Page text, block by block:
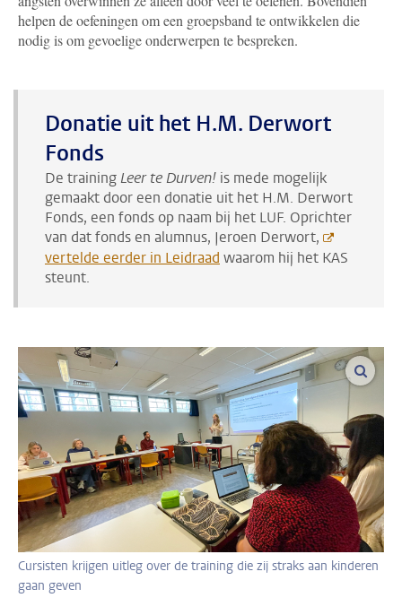
helpen de oefeningen om een groepsband te ontwikkelen die
nodig is om gevoelige onderwerpen te bespreken.
Donatie uit het H.M. Derwort
Fonds
De trainingLeer te Durven! is mede mogelijk
gemaakt door een donatie uit het H.M. Derwort
Fonds, een fonds op naam bij het LUF. Oprichter
van dat fonds en alumnus, Jeroen Derwort,
vertelde eerder in Leidraad waarom hij het KAS
steunt.
Cursisten krijgen uitleg over de training die zij straks aan kinderen
gaan geven